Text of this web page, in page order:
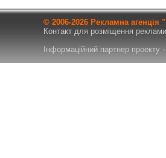
© 2006-2026 Рекламна
Контакт для розміщення
Інформаційний партнер проекту